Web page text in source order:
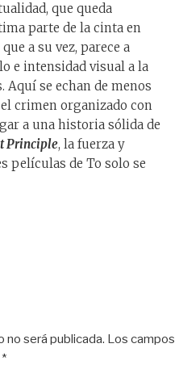
que queda
parte de la cinta en
a su vez, parece a
e intensidad visual a la
Aquí se echan de menos
crimen organizado con
a una historia sólida de
Principle, la fuerza y
películas de To solo se
no será publicada. Los campos
*